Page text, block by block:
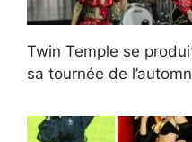
Twin Temple se
sa tournée de